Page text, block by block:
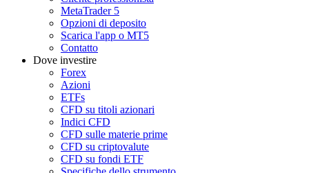
MetaTrader 5
Opzioni di deposito
Scarica l'app o MT5
Contatto
Dove investire
Forex
Azioni
ETFs
CFD su titoli azionari
Indici CFD
CFD sulle materie prime
CFD su criptovalute
CFD su fondi ETF